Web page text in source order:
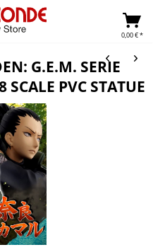
0,00 € *
G.E.M. SERIE
PVC STATUE